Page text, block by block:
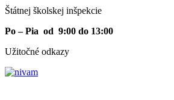
Štátnej školskej inšpekcie
Po – Pia od 9:00 do 13:00
Užitočné odkazy